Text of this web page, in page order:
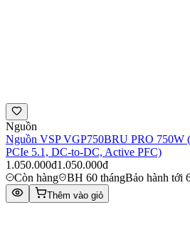
Nguồn
Nguồn VSP VGP750BRU PRO 750W
PCIe 5.1, DC-to-DC, Active PFC)
1.050.000đ1.050.000đ
Còn hàng
BH 60 thángBảo hành tới
Thêm vào giỏ